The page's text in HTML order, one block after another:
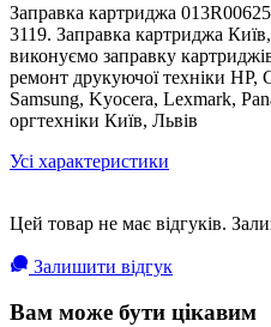
Заправка картриджа
3119. Заправка картриджа
виконуємо заправку
ремонт друкуючої техніки HP,
Samsung, Kyocera, Lexmark,
оргтехніки Київ, Львів
Усі характеристики
Цей товар не має відгуків.
Залишити відгук
Вам може бути цікавим